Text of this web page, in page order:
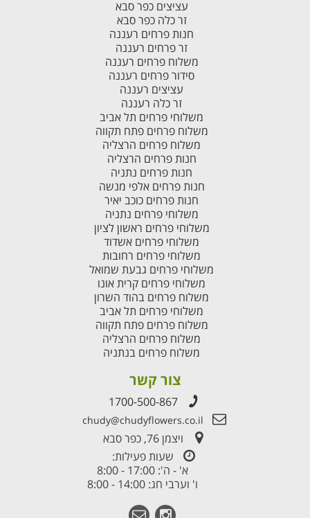
עציצים כפר סבא
זר כלה כפר סבא
חנות פרחים רעננה
זר פרחים רעננה
משלוח פרחים רעננה
סידור פרחים רעננה
עציצים רעננה
זר כלה רעננה
משלוחי פרחים תל אביב
משלוח פרחים פתח תקווה
משלוח פרחים הרצליה
חנות פרחים הרצליה
חנות פרחים נתניה
חנות פרחים אלפי מנשה
חנות פרחים כוכב יאיר
משלוחי פרחים נתניה
משלוחי פרחים ראשון לציון
משלוחי פרחים אשדוד
משלוחי פרחים רחובות
משלוחי פרחים גבעת שמואל
משלוחי פרחים קרית אונו
משלוח פרחים בהוד השרון
משלוחי פרחים תל אביב
משלוח פרחים פתח תקווה
משלוח פרחים הרצליה
משלוח פרחים בנתניה
צור קשר
1700-500-867
chudy@chudyflowers.co.il
ויצמן 76, כפר סבא
שעות פעילות:
א' - ה': 17:00 - 8:00
ו' וערבי חג: 14:00 - 8:00